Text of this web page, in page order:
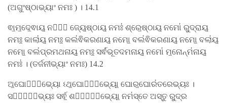
(ଅଗୁଂଷ୍ଠାଭ୍ୟାଂ ନମଃ ) । 14.1
ଵା॒ମ॒ଦେ॒ଵାୟ॒ ନମୋ᳚ ଜ୍ୟେ॒ଷ୍ଠାୟ॒ ନମଃ॑ ଶ୍ରେ॒ଷ୍ଠାୟ॒ ନମୋ॑ ରୁ॒ଦ୍ରାୟ॒
ନମଃ॒ କାଲା॑ୟ॒ ନମଃ॒ କଲ॑ଵିକରଣାୟ॒ ନମୋ॒ ବଲ॑ଵିକରଣାୟ॒ ନମୋ॒ ବଲା॑ୟ॒
ନମୋ॒ ବଲ॑ପ୍ରମଥନାୟ॒ ନମଃ॒ ସର୍ଵ॑ଭୂତଦମନାୟ॒ ନମୋ॑ ମ॒ନୋନ୍ମ॑ନାୟ॒
ନମଃ॑ । (ତର୍ଜନୀଭ୍ୟାଂ ନମଃ) 14.2
ଅ॒ଘୋରେ᳚ଭ୍ୟୋ ଽଥ॒ଘୋରେ᳚ଭ୍ୟୋ॒ ଘୋର॒ଘୋର॑ତରେଭ୍ୟଃ ।
ସର୍ଵେ᳚ଭ୍ୟଃ ସର୍ଵ॒ ଶର୍ଵେ᳚ଭ୍ୟୋ॒ ନମ॑ସ୍ତେ ଅସ୍ତୁ ରୁ॒ଦ୍ର